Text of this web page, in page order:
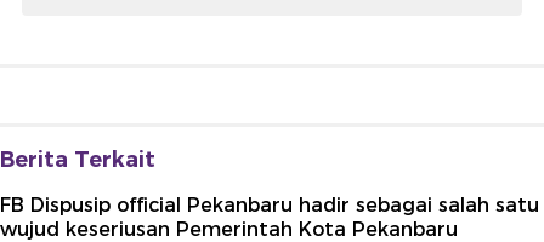
Berita Terkait
FB Dispusip official Pekanbaru hadir sebagai salah satu
wujud keseriusan Pemerintah Kota Pekanbaru